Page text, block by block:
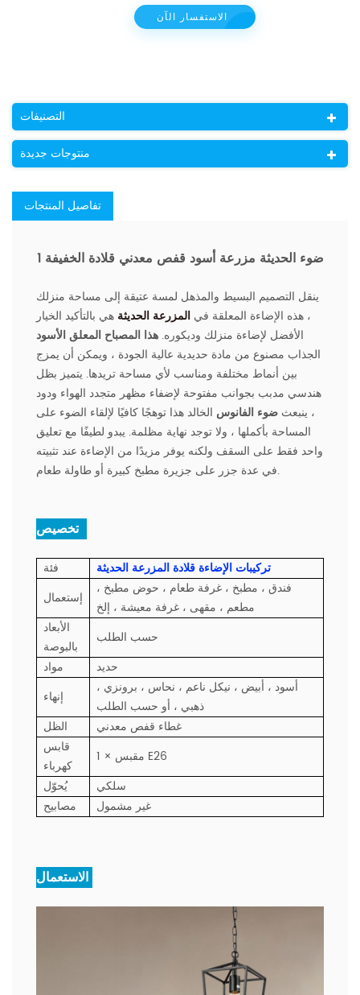
الاستفسار الآن
التصنيفات
منتوجات جديدة
تفاصيل المنتجات
1 ضوء الحديثة مزرعة أسود قفص معدني قلادة الخفيفة
ينقل التصميم البسيط والمذهل لمسة عتيقة إلى مساحة منزلك
، هذه الإضاءة المعلقة في المزرعة الحديثة هي بالتأكيد الخيار
الأفضل لإضاءة منزلك وديكوره. هذا المصباح المعلق الأسود
الجذاب مصنوع من مادة حديدية عالية الجودة ، ويمكن أن يمزج
بين أنماط مختلفة ومناسب لأي مساحة تريدها. يتميز بظل
هندسي مدبب بجوانب مفتوحة لإضفاء مظهر متجدد الهواء ودود
، ينبعث ضوء الفانوس الخالد هذا توهجًا كافيًا لإلقاء الضوء على
المساحة بأكملها ، ولا توجد نهاية مظلمة. يبدو لطيفًا مع تعليق
واحد فقط على السقف ولكنه يوفر مزيدًا من الإضاءة عند تثبيته
في عدة جزر على جزيرة مطبخ كبيرة أو طاولة طعام.
فئة
تركيبات الإضاءة قلادة المزرعة الحديثة
إستعمال
فندق ، مطبخ ، غرفة طعام ، حوض مطبخ ،
مطعم ، مقهى ، غرفة معيشة ، إلخ
الأبعاد
بالبوصة
حسب الطلب
مواد
حديد
إنهاء
أسود ، أبيض ، نيكل ناعم ، نحاس ، برونزي ،
ذهبي ، أو حسب الطلب
الظل
غطاء قفص معدني
قابس
كهرباء
1 × مقبس E26
يُحوّل
سلكي
مصابيح
غير مشمول